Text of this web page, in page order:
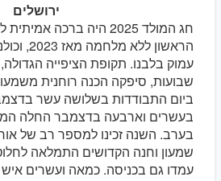
ירושלים
חג המולד 2025 היה ברכה
הראשון
עמוק בלבנו. תקופת הציפייה
שבועות, סיפקה הכנה רוחנית
ביום התבודדות בשלושה עשר
בעשרים וארבעה בדצמבר החלה
בערב. השנה זכינו למספר רב של
שמעון וחנה הקדושים התמלאה
עמדו גם בכניסה. כמאה ועשרים